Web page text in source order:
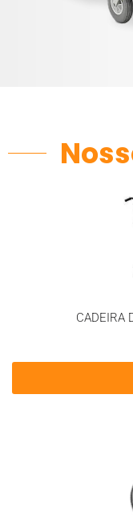
CADEIRA